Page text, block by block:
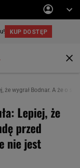
że wygrał Bodnar. A że o
Lepiej, że
przed
nie jest